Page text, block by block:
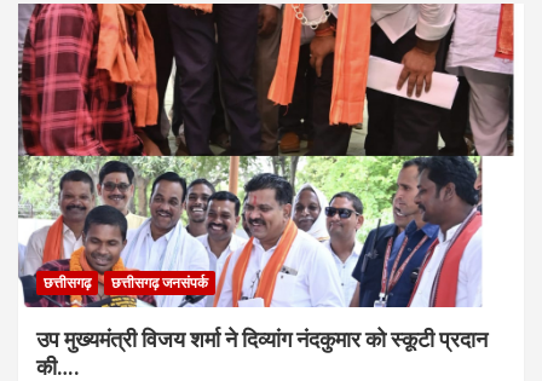
छत्तीसगढ़ छत्तीसगढ़ जनसंपर्क
उप मुख्यमंत्री विजय शर्मा ने दिव्यांग नंदकुमार को स्कूटी प्रदान
की….